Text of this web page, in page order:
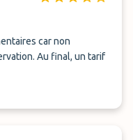
car non
Au final, un tarif